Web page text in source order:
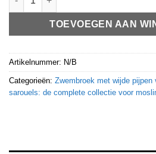
TOEVOEGEN AAN
Artikelnummer: N/B
Categorieën: Zwembroek met wijde pijpen
sarouels: de complete collectie voor